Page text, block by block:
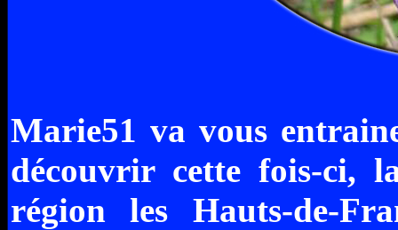
Marie51 va vous
découvrir cette fois-ci,
région les Hauts-de-